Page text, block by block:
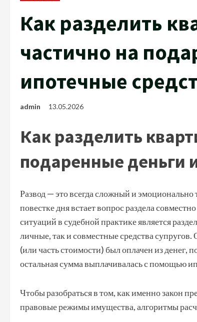
Как разделить
частично на
ипотечные
admin 13.05.2026
Как разделить
подаренные деньги
Развод — это всегда сложный и
повестке дня встает вопрос раздела
ситуаций в судебной практике является
личные, так и совместные средства
(или часть стоимости) был оплачен из денег,
остальная сумма выплачивалась с помощью
Чтобы разобраться в том, как именно закон
правовые режимы имущества, алгоритмы